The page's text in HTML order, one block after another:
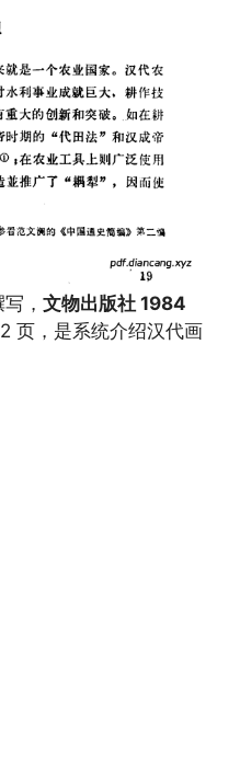
， 文物出版社 1984
页，是系统介绍汉代画